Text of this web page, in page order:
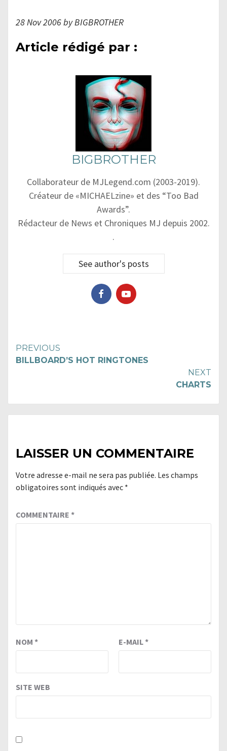
28 Nov 2006 by BIGBROTHER
Article rédigé par :
BIGBROTHER
Collaborateur de MJLegend.com (2003-2019).
Créateur de «MICHAELzine» et des “Too Bad
Awards”.
Rédacteur de News et Chroniques MJ depuis 2002.
.
See author's posts
Continue
PREVIOUS
BILLBOARD’S HOT RINGTONES
NEXT
CHARTS
LAISSER UN COMMENTAIRE
Votre adresse e-mail ne sera pas publiée. Les champs
obligatoires sont indiqués avec *
COMMENTAIRE *
NOM * E-MAIL*
SITE WEB